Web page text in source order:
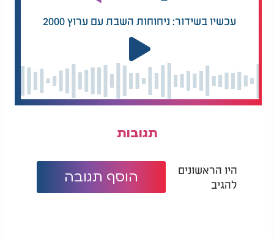
עכשיו בשידור: ניחוחות השבת עם ערוץ 2000
תגובות
היו הראשונים
להגיב
הוסף תגובה